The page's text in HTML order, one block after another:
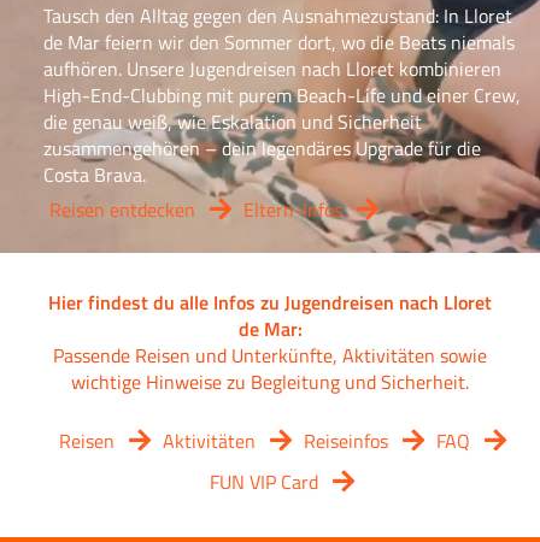
Tausch den Alltag gegen den Ausnahmezustand: In Lloret
de Mar feiern wir den Sommer dort, wo die Beats niemals
aufhören. Unsere Jugendreisen nach Lloret kombinieren
High-End-Clubbing mit purem Beach-Life und einer Crew,
die genau weiß, wie Eskalation und Sicherheit
zusammengehören – dein legendäres Upgrade für die
Costa Brava.
Reisen entdecken
Eltern-Infos
Hier findest du alle Infos zu Jugendreisen nach Lloret
de Mar:
Passende Reisen und Unterkünfte, Aktivitäten sowie
wichtige Hinweise zu Begleitung und Sicherheit.
Reisen Aktivitäten Reiseinfos
FAQ
FUN VIP Card